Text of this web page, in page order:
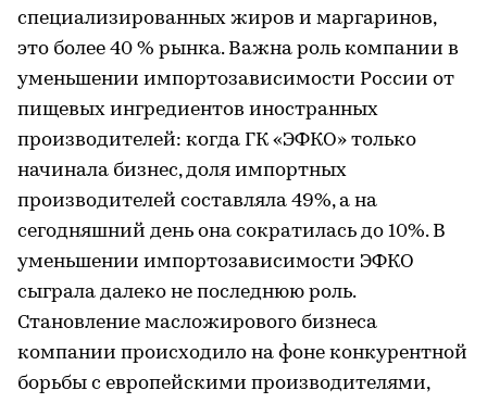
специализированных жиров и маргаринов,
это более 40 % рынка. Важна роль компании в
уменьшении импортозависимости России от
пищевых ингредиентов иностранных
производителей: когда ГК «ЭФКО» только
начинала бизнес, доля импортных
производителей составляла 49%, а на
сегодняшний день она сократилась до 10%. В
уменьшении импортозависимости ЭФКО
сыграла далеко не последнюю роль.
Становление масложирового бизнеса
компании происходило на фоне конкурентной
борьбы с европейскими производителями,